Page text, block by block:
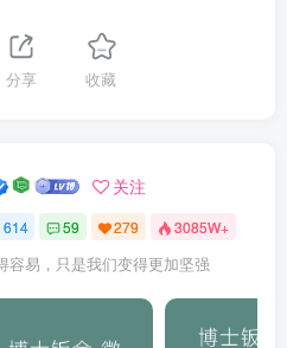
分享 收藏
关注
614 59 279 3085W+
容易，只是我们变得更加坚强